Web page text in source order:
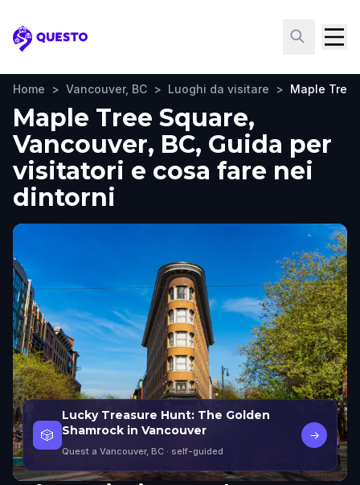
Questo
Home > Vancouver, BC > Luoghi da visitare > Maple Tree
Maple Tree Square,
Vancouver, BC, Guida per
visitatori e cosa fare nei
dintorni
🎲
Lucky Treasure Hunt: The Golden
Shamrock in Vancouver
Quest a Vancouver, BC · self-guided
→